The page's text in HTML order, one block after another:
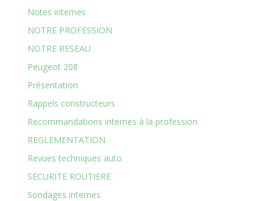
Notes internes
NOTRE PROFESSION
NOTRE RESEAU
Peugeot 208
Présentation
Rappels constructeurs
Recommandations internes à la profession
REGLEMENTATION
Revues techniques auto
SECURITE ROUTIERE
Sondages internes